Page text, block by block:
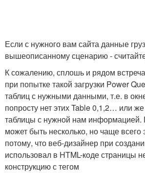
Если с нужного вам сайта данные
вышеописанному сценарию -
К сожалению, сплошь и рядом
при попытке такой загрузки Power
таблиц с нужными данными, т.е. в
попросту нет этих Table 0,1,2… или
таблицы с нужной нам информацией.
может быть несколько, но чаще всего
потому, что веб-дизайнер при
использовал в HTML-коде страницы
конструкцию с тегом